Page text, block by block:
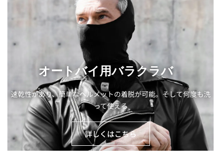
オートバイ用バラクラバ
速乾性があり、簡単なヘルメットの着脱が可能。そして何度も洗
って使える
詳しくはこちら